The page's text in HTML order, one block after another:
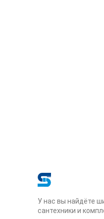
У нас вы найдёте
сантехники и